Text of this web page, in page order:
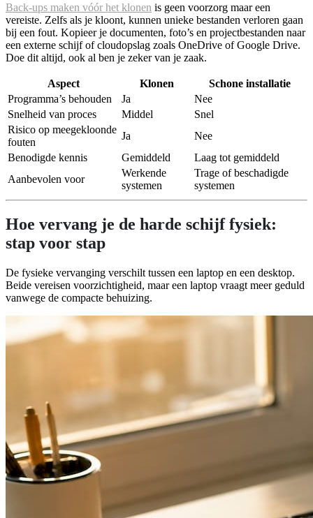
Back-ups maken vóór het klonen is geen voorzorg maar een
vereiste. Zelfs als je kloont, kunnen unieke bestanden verloren gaan
bij een fout. Kopieer je documenten, foto’s en projectbestanden naar
een externe schijf of cloudopslag zoals OneDrive of Google Drive.
Doe dit altijd, ook al ben je zeker van je zaak.
Aspect Klonen
Schone installatie
Programma’s behouden
Ja
Nee
Snelheid van proces
Middel
Snel
Risico op meegekloonde
fouten
Ja
Nee
Benodigde kennis
Gemiddeld
Laag tot gemiddeld
Aanbevolen voor
Werkende
systemen
Trage of beschadigde
systemen
Hoe vervang je de harde schijf fysiek:
stap voor stap
De fysieke vervanging verschilt tussen een laptop en een desktop.
Beide vereisen voorzichtigheid, maar een laptop vraagt meer geduld
vanwege de compacte behuizing.